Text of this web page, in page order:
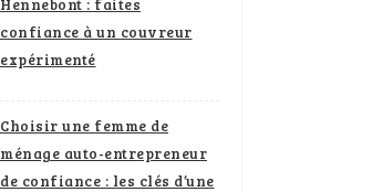
Hennebont : faites
confiance à un couvreur
expérimenté
Choisir une femme de
ménage auto-entrepreneur
de confiance : les clés d’une